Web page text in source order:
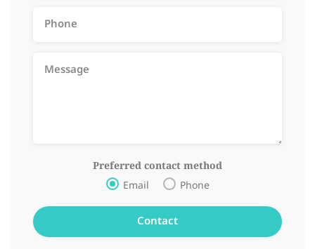
Preferred contact method
Email Phone